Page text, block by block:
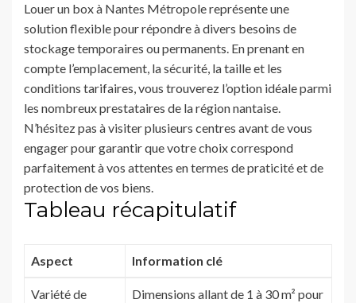
Louer un box à Nantes Métropole représente une
solution flexible pour répondre à divers besoins de
stockage temporaires ou permanents. En prenant en
compte l’emplacement, la sécurité, la taille et les
conditions tarifaires, vous trouverez l’option idéale parmi
les nombreux prestataires de la région nantaise.
N’hésitez pas à visiter plusieurs centres avant de vous
engager pour garantir que votre choix correspond
parfaitement à vos attentes en termes de praticité et de
protection de vos biens.
Tableau récapitulatif
Aspect Information clé
Variété de
Dimensions allant de 1 à 30 m² pour